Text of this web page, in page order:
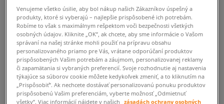
Venujeme všetko úsilie, aby bol nákup našich Zákazníkov úspešný a
produkty, ktoré si vyberajú – najlepšie prispôsobené ich potrebám.
Robíme to však s maximálnym rešpektom voči bezpečnosti všetkých
osobných údajov. Kliknite „OK”, ak chcete, aby sme informácie o Vašom
správaní na našej stránke mohli použiť na prípravu obsahu
personalizovaného priamo pre Vás, vrátane odporúčaní produktov
prispôsobených Vašim potrebám a záujmom, personalizovanej reklamy
či zapamätania si vybraných preferencií. Svoje rozhodnutie aj nastavenia
týkajúce sa súborov cookie môžete kedykoľvek zmeniť, a to kliknutím na
„Prispôsobiť”. Ak nechcete dostávať personalizovanú ponuku produktov
prispôsobenú Vašim preferenciám, vyberte možnosť „Odmietnuť
všetky”. Viac informácií nájdete v našich
zásadách ochrany osobných